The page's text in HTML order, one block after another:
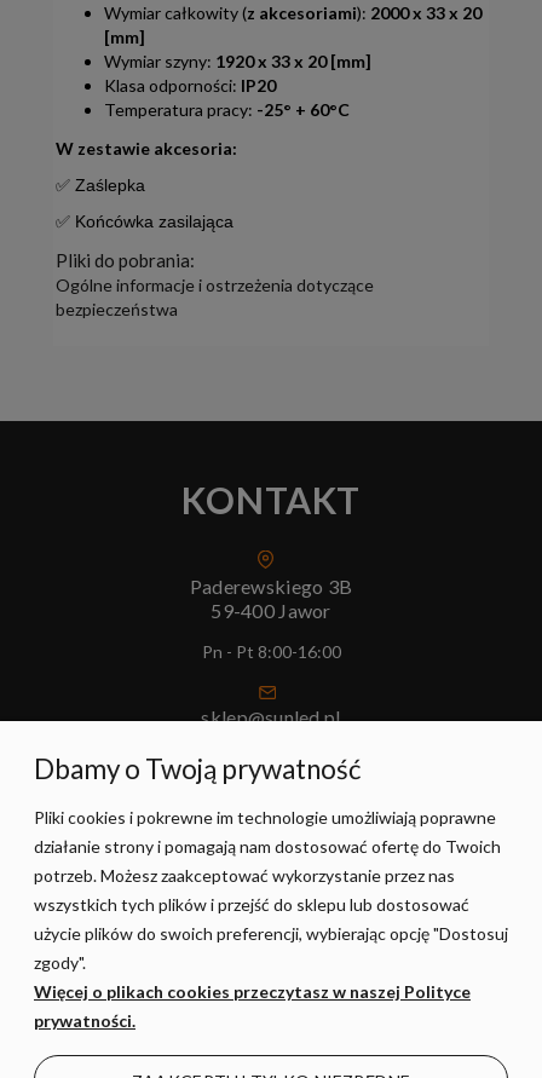
Wymiar całkowity (z akcesoriami): 2000 x 33 x 20
[mm]
Wymiar szyny: 1920 x 33 x 20 [mm]
Klasa odporności: IP20
Temperatura pracy: -25° + 60°C
W zestawie akcesoria:
✅ Zaślepka
✅ Końcówka zasilająca
Pliki do pobrania:
Ogólne informacje i ostrzeżenia dotyczące
bezpieczeństwa
KONTAKT
Paderewskiego 3B
59-400 Jawor
Pn - Pt 8:00-16:00
sklep@sunled.pl
+48 690 128 561
POMOC
MOJE KONTO
Dbamy o Twoją prywatność
Pliki cookies i pokrewne im technologie umożliwiają poprawne
działanie strony i pomagają nam dostosować ofertę do Twoich
potrzeb. Możesz zaakceptować wykorzystanie przez nas
wszystkich tych plików i przejść do sklepu lub dostosować
użycie plików do swoich preferencji, wybierając opcję "Dostosuj
zgody".
Więcej o plikach cookies przeczytasz w naszej Polityce
prywatności.